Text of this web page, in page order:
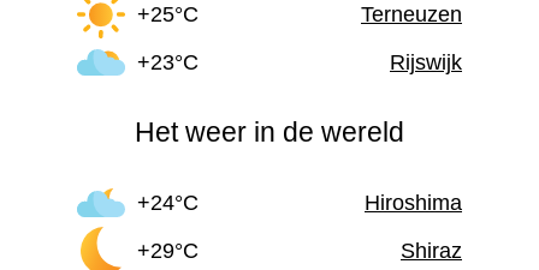
+25°C
Terneuzen
+23°C
Rijswijk
Het weer in de wereld
+24°C
Hiroshima
+29°C
Shiraz